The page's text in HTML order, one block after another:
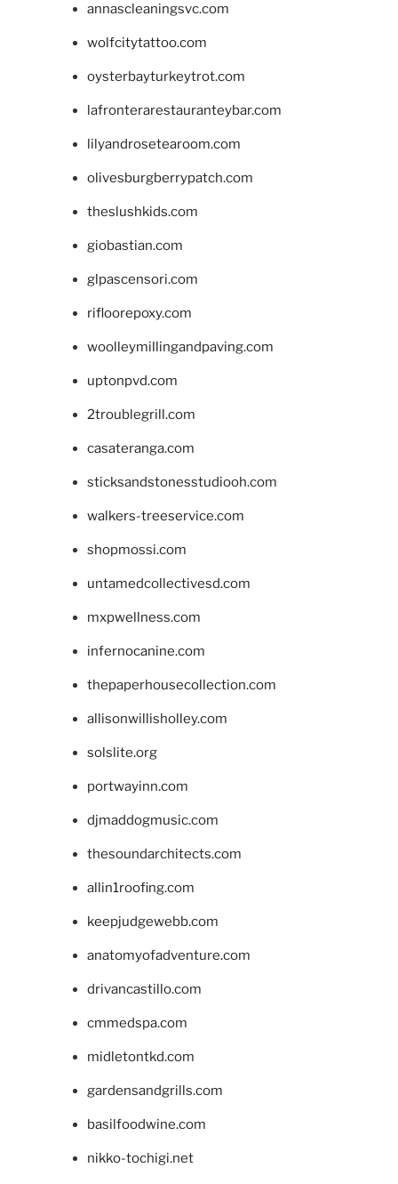
annascleaningsvc.com
wolfcitytattoo.com
oysterbayturkeytrot.com
lafronterarestauranteybar.com
lilyandrosetearoom.com
olivesburgberrypatch.com
theslushkids.com
giobastian.com
glpascensori.com
rifloorepoxy.com
woolleymillingandpaving.com
uptonpvd.com
2troublegrill.com
casateranga.com
sticksandstonesstudiooh.com
walkers-treeservice.com
shopmossi.com
untamedcollectivesd.com
mxpwellness.com
infernocanine.com
thepaperhousecollection.com
allisonwillisholley.com
solslite.org
portwayinn.com
djmaddogmusic.com
thesoundarchitects.com
allin1roofing.com
keepjudgewebb.com
anatomyofadventure.com
drivancastillo.com
cmmedspa.com
midletontkd.com
gardensandgrills.com
basilfoodwine.com
nikko-tochigi.net